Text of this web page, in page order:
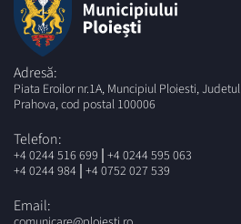
Adresă:
Piata Eroilor nr.1A, Muncipiul Ploiesti, Judetul
Prahova, cod postal 100006
Telefon:
+4 0244 516 699 | +4 0244 595 063
+4 0244 984 | +4 0752 027 539
Email: